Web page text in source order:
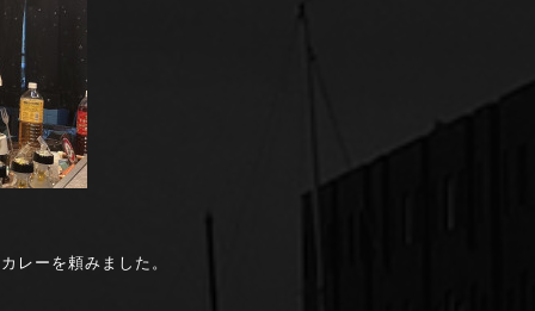
レーを頼みました。